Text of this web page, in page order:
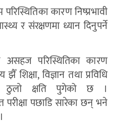
कारण निष्प्रभावी
र संरक्षणमा ध्यान दिनुपर्ने
असहज परिस्थितिका कारण
शिक्षा, विज्ञान तथा प्रविधि
ठुलो क्षति पुगेको छ ।
परीक्षा पछाडि सारेका छन् भने